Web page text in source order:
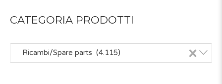
CATEGORIA PRODOTTI
×
Ricambi/Spare parts (4.115)